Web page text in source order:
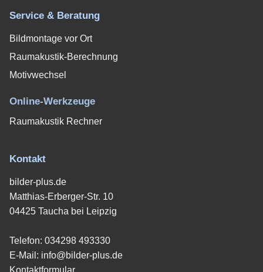
Service & Beratung
Bildmontage vor Ort
Raumakustik-Berechnung
Motivwechsel
Online-Werkzeuge
Raumakustik Rechner
Kontakt
bilder-plus.de
Matthias-Erberger-Str. 10
04425 Taucha bei Leipzig
Telefon: 034298 493330
E-Mail: info@bilder-plus.de
Kontaktformular